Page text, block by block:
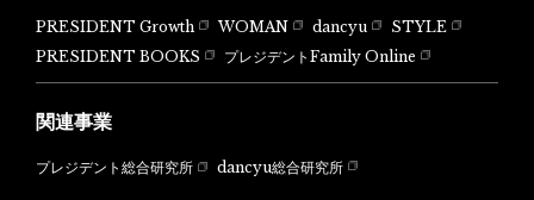
PRESIDENT Growth WOMAN dancyu
STYLE
PRESIDENT BOOKS
プレジデントFamily Online
関連事業
プレジデント総合研究所 dancyu総合研究所